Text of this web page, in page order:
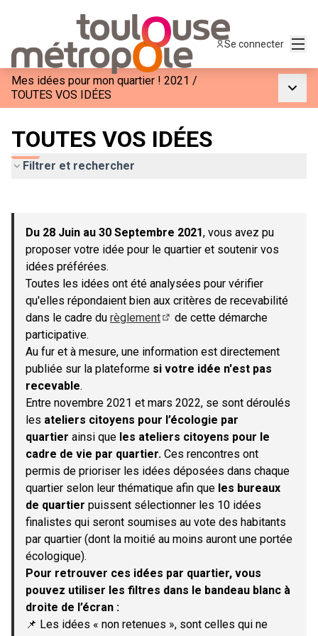
Se connecter
Mes idées pour mon quartier ! 2021 /
TOUTES VOS IDÉES
TOUTES VOS IDÉES
Filtrer et rechercher
−
Du 28 Juin au 30 Septembre 2021, vous avez pu
proposer votre idée pour le quartier et soutenir vos
idées préférées.
Toutes les idées ont été analysées pour vérifier
qu'elles répondaient bien aux critères de recevabilité
dans le cadre du règlement
de cette démarche
participative.
Au fur et à mesure, une information est directement
publiée sur la plateforme si votre idée n'est pas
recevable.
Entre novembre 2021 et mars 2022, se sont déroulés
les ateliers citoyens pour l’écologie par
quartier ainsi que les ateliers citoyens pour le
cadre de vie par quartier. Ces rencontres ont
permis de prioriser les idées déposées dans chaque
quartier selon leur thématique afin que les bureaux
de quartier puissent sélectionner les 10 idées
finalistes qui seront soumises au vote des habitants
par quartier (dont la moitié au moins auront une portée
écologique).
Pour retrouver ces idées par quartier, vous
pouvez utiliser les filtres dans le bandeau blanc à
droite de l’écran :
📌 Les idées « non retenues », sont celles qui ne